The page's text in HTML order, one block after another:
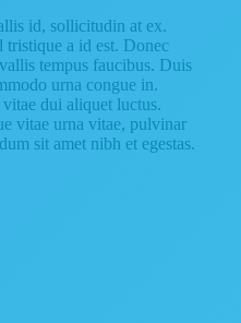
id, sollicitudin at ex.
a id est. Donec
tempus faucibus. Duis
urna congue in.
dui aliquet luctus.
vitae urna vitae, pulvinar
sit amet nibh et egestas.